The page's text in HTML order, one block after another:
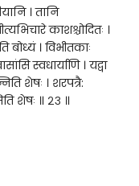
। तानि
काशश्चोदितः ।
बोध्यं । विभीतकाः
स्वधार्याणि । यद्वा
शेषः । शरपत्रै:
शेषः ॥ २३ ॥